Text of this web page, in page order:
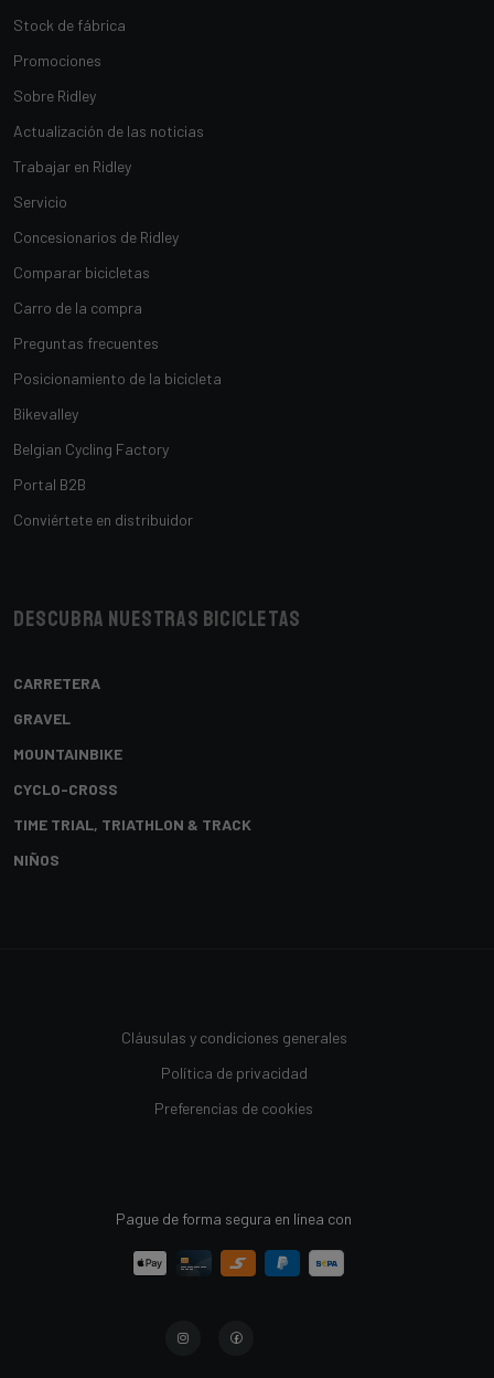
Stock de fábrica
Promociones
Sobre Ridley
Actualización de las noticias
Trabajar en Ridley
Servicio
Concesionarios de Ridley
Comparar bicicletas
Carro de la compra
Preguntas frecuentes
Posicionamiento de la bicicleta
Bikevalley
Belgian Cycling Factory
Portal B2B
Conviértete en distribuidor
Descubra nuestras bicicletas
CARRETERA
GRAVEL
MOUNTAINBIKE
CYCLO-CROSS
TIME TRIAL, TRIATHLON & TRACK
NIÑOS
Cláusulas y condiciones generales
Política de privacidad
Preferencias de cookies
Pague de forma segura en línea con